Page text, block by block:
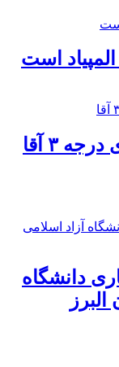
است
۳ آقا
دانشگاه